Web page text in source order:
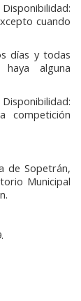
cuando
días y todas
alguna
competición
de Sopetrán,
Municipal